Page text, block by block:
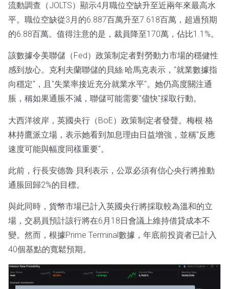
流動調查（JOLTS）顯示4月職位空缺升至近兩年來最高水
平。職位空缺從3月的6.887百萬升至7.618百萬，超過預期
的6.88百萬。值得注意的是，裁員降至170萬，佔比1.1%。
該數據令美聯儲（Fed）政策制定者對勞動力市場的穩健性
感到放心。克利夫蘭聯儲的貝絲·哈馬克表示，"就業數據指
向穩定"，且"失業率接近充分就業水平"。她仍高度關注通
脹，稱如果通脹不減，聯儲可能需要"儘快"採取行動。
大西洋彼岸，英國央行（BoE）政策制定者發聲。梅根·格
林持鷹派立場，表示她看到加息理由日益增強，並稱"反應
速度可能與幅度同樣重要"。
此前，行長安德魯·貝利表示，公眾必須有信心央行將推動
通脹回歸2%的目標。
與此同時，貨幣市場已計入英國央行將採取較為溫和的立
場，交易員預計該行將在6月18日會議上維持借貸成本不
變。然而，根據Prime Terminal數據，年底前投資者已計入
40個基點的寬鬆預期。